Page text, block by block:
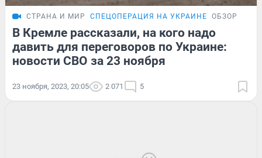
СТРАНА И МИР СПЕЦОПЕРАЦИЯ НА УКРАИНЕ ОБЗОР
В Кремле рассказали, на кого надо
давить для переговоров по Украине:
новости СВО за 23 ноября
23 ноября, 2023, 20:05 2 071 5